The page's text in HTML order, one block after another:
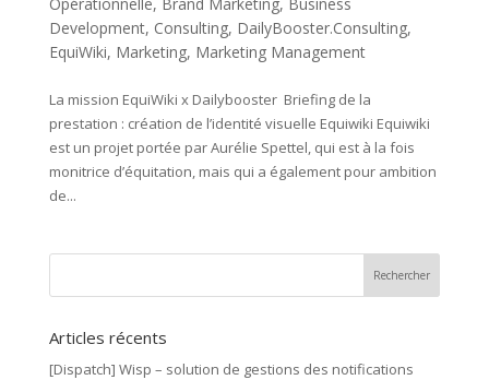
Development, Consulting, DailyBooster.Consulting,
EquiWiki, Marketing, Marketing Management
La mission EquiWiki x Dailybooster Briefing de la
prestation : création de l’identité visuelle Equiwiki Equiwiki
est un projet portée par Aurélie Spettel, qui est à la fois
monitrice d’équitation, mais qui a également pour ambition
de...
Articles récents
[Dispatch] Wisp – solution de gestions des notifications